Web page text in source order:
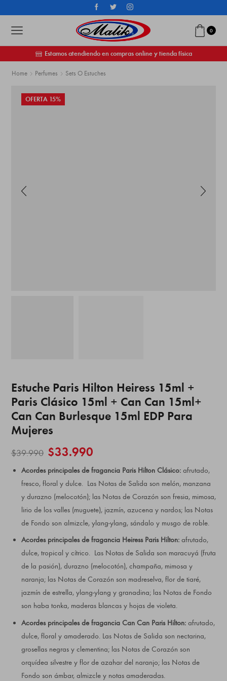
0
Estamos atendiendo en compras online y tienda física
Home Perfumes Sets O Estuches
OFERTA 15%
Estuche Paris Hilton Heiress 15ml +
Paris Clásico 15ml + Can Can 15ml+
Can Can Burlesque 15ml EDP Para
Mujeres
$39.990 $33.990
Acordes principales de fragancia Paris Hilton Clásico:afrutado,
fresco, floral y dulce. Las Notas de Salida son melón, manzana
y durazno (melocotón); las Notas de Corazón son fresia, mimosa,
lirio de los valles (muguete), jazmín, azucena y nardos; las Notas
de Fondo son almizcle, ylang-ylang, sándalo y musgo de roble.
Acordes principales de fragancia Heiress Paris Hilton: afrutado,
dulce, tropical y cítrico. Las Notas de Salida son maracuyá (fruta
de la pasión), durazno (melocotón), champaña, mimosa y
naranja; las Notas de Corazón son madreselva, flor de tiaré,
jazmín de estrella, ylang-ylang y granadina; las Notas de Fondo
son haba tonka, maderas blancas y hojas de violeta.
Acordes principales de fragancia Can Can Paris Hilton: afrutado,
dulce, floral y amaderado. Las Notas de Salida son nectarina,
grosellas negras y clementina; las Notas de Corazón son
orquídea silvestre y flor de azahar del naranjo; las Notas de
Fondo son ámbar, almizcle y notas amaderadas.